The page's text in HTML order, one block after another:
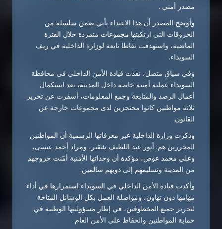
مصدر أمني .
وأوضح المصدر أن هذا الاعتداء يأتي ضمن سلسلة من
الخروقات التي ارتكبتها مجموعات متمردة خلال الفترة
الماضية، واستهدفت نقاطا تابعة لوزارة الداخلية في ريف
السويداء.
وفي سياق متصل، نفذت قيادة الأمن الداخلي في محافظة
السويداء عملية أمنية خاصة داخل المدينة، بعد استكمال
أعمال الرصد والمتابعة وجمع المعلومات، أسفرت عن تحرير
ثلاثة مواطنين كانوا محتجزين لدى مجموعات خارجة عن
القانون.
وذكرت وزارة الداخلية عبر معرفاتها الرسمية أن المواطنين
المحررين هم: أنور عبد اللطيف شقير، ومراد أحمد عيسى،
وعلي محمد عوض، مؤكدة أن وحداتها الأمنية أمّنت خروجهم
من المدينة وتسليمهم إلى ذويهم سالمين.
وأكدت قيادة الأمن الداخلي في السويداء استمرارها في أداء
مهامها دون تهاون، ومواصلة العمل بكل الوسائل المتاحة
لتحرير جميع المخطوفين، في إطار مسؤوليتها الوطنية في
حماية المواطنين والحفاظ على الأمن العام.